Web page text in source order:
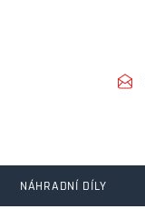
NÁHRADNÍ DÍLY